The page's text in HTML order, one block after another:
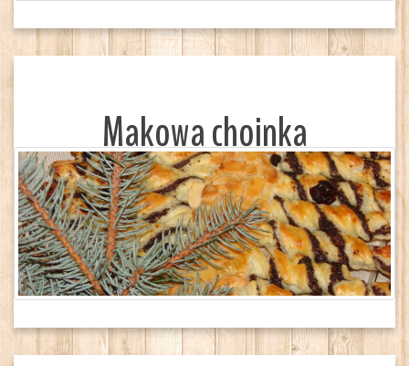
Makowa choinka